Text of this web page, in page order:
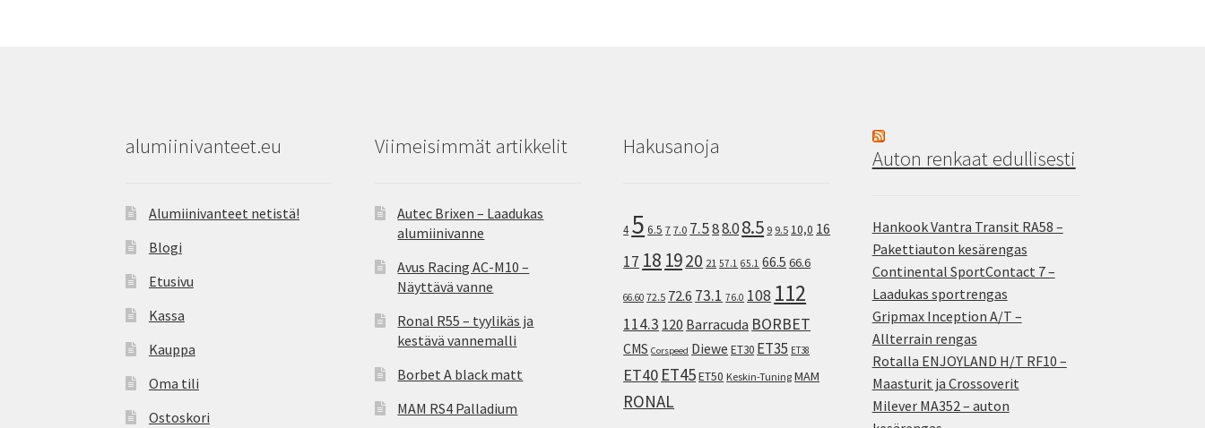
alumiinivanteet.eu
Alumiinivanteet netistä!
Blogi
Etusivu
Kassa
Kauppa
Oma tili
Ostoskori
Viimeisimmät artikkelit
Autec Brixen – Laadukas
alumiinivanne
Avus Racing AC-M10 –
Näyttävä vanne
Ronal R55 – tyylikäs ja
kestävä vannemalli
Borbet A black matt
MAM RS4 Palladium
Hakusanoja
4 5 6.5 7 7.0 7.588.08.5 9 9.5 10,0 16
17 18 1920 21 57.1 65.1 66.5 66.6
66.60 72.5 72.6 73.1 76.0 108 112
114.3 120 Barracuda BORBET
CMS Corspeed Diewe ET30 ET35 ET38
ET40 ET45ET50 Keskin-Tuning MAM
RONAL
Auton renkaat edullisesti
Hankook Vantra Transit RA58 –
Pakettiauton kesärengas
Continental SportContact 7 –
Laadukas sportrengas
Gripmax Inception A/T –
Allterrain rengas
Rotalla ENJOYLAND H/T RF10 –
Maasturit ja Crossoverit
Milever MA352 – auton